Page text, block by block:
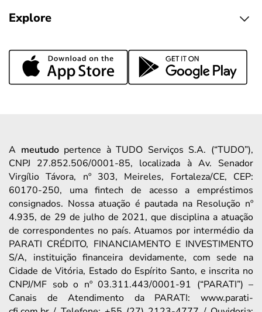
Explore
A meutudopertence à TUDO Serviços S.A. (“TUDO”),
CNPJ 27.852.506/0001-85, localizada à Av. Senador
Virgílio Távora, nº 303, Meireles, Fortaleza/CE, CEP:
60170-250, uma fintech de acesso a empréstimos
consignados. Nossa atuação é pautada na Resolução nº
4.935, de 29 de julho de 2021, que disciplina a atuação
de correspondentes no país. Atuamos por intermédio da
PARATI CRÉDITO, FINANCIAMENTO E INVESTIMENTO
S/A, instituição financeira devidamente, com sede na
Cidade de Vitória, Estado do Espírito Santo, e inscrita no
CNPJ/MF sob o nº 03.311.443/0001-91 (“PARATI”) –
Canais de Atendimento da PARATI: www.parati-